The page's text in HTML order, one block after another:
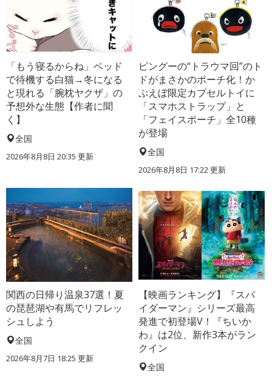
「もう寝るからね」ベッド
で待機する白猫→冬になる
と現れる「腕枕ヤクザ」の
予想外な生態【作者に聞
く】
全国
2026年8月8日 20:35 更新
ピングーの“トラウマ回”のト
ドがまさかのポーチ化！か
ぷえぼ限定カプセルトイに
「スマホストラップ」と
「フェイスポーチ」全10種
が登場
全国
2026年8月8日 17:22更新
関西の日帰り温泉37選！夏
の琵琶湖や有馬でリフレッ
シュしよう
全国
2026年8月7日 18:25 更新
【映画ランキング】『スパ
イダーマン』シリーズ最高
発進で初登場V！『ちいか
わ』は2位、新作3本がラン
クイン
全国